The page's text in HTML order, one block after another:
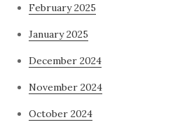
February 2025
January 2025
December 2024
November 2024
October 2024